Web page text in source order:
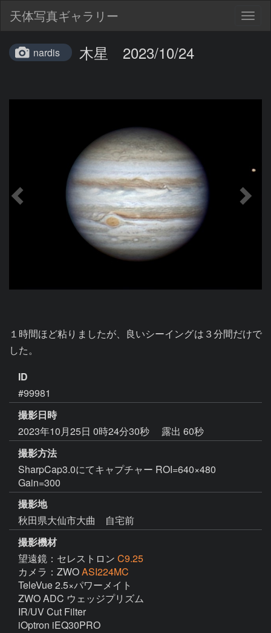
天体写真ギャラリー
nardis 木星 2023/10/24
１時間ほど粘りましたが、良いシーイングは３分間だけで
した。
ID
#99981
撮影日時
2023年10月25日 0時24分30秒
露出 60秒
撮影方法
SharpCap3.0にてキャプチャー ROI=640×480
Gain=300
撮影地
秋田県大仙市大曲 自宅前
撮影機材
望遠鏡：セレストロン C9.25
カメラ：ZWOASI224MC
TeleVue 2.5×パワーメイト
ZWO ADC ウェッジプリズム
IR/UV Cut Filter
iOptron iEQ30PRO